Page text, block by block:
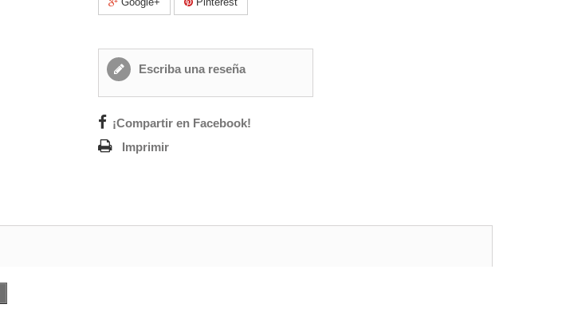
Escriba una reseña
¡Compartir en Facebook!
Imprimir